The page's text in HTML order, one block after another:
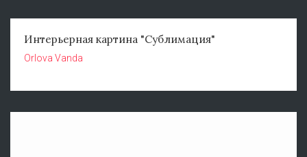
Интерьерная картина "Сублимация"
Orlova Vanda